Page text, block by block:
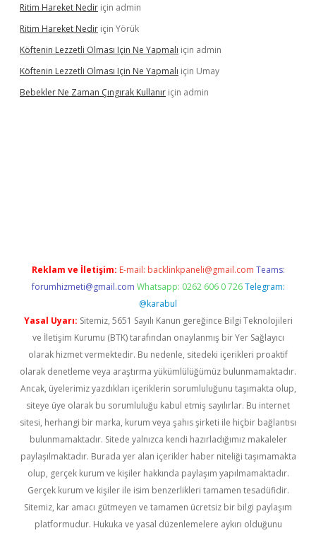
Ritim Hareket Nedir için admin
Ritim Hareket Nedir için Yörük
Köftenin Lezzetli Olması Için Ne Yapmalı için admin
Köftenin Lezzetli Olması Için Ne Yapmalı için Umay
Bebekler Ne Zaman Çıngırak Kullanır için admin
Reklam ve İletişim: E-mail: backlinkpaneli@gmail.com Teams:
forumhizmeti@gmail.com Whatsapp: 0262 606 0 726 Telegram:
@karabul
Yasal Uyarı: Sitemiz, 5651 Sayılı Kanun gereğince Bilgi Teknolojileri
ve İletişim Kurumu (BTK) tarafından onaylanmış bir Yer Sağlayıcı
olarak hizmet vermektedir. Bu nedenle, sitedeki içerikleri proaktif
olarak denetleme veya araştırma yükümlülüğümüz bulunmamaktadır.
Ancak, üyelerimiz yazdıkları içeriklerin sorumluluğunu taşımakta olup,
siteye üye olarak bu sorumluluğu kabul etmiş sayılırlar. Bu internet
sitesi, herhangi bir marka, kurum veya şahıs şirketi ile hiçbir bağlantısı
bulunmamaktadır. Sitede yalnızca kendi hazırladığımız makaleler
paylaşılmaktadır. Burada yer alan içerikler haber niteliği taşımamakta
olup, gerçek kurum ve kişiler hakkında paylaşım yapılmamaktadır.
Gerçek kurum ve kişiler ile isim benzerlikleri tamamen tesadüfidir.
Sitemiz, kar amacı gütmeyen ve tamamen ücretsiz bir bilgi paylaşım
platformudur. Hukuka ve yasal düzenlemelere aykırı olduğunu